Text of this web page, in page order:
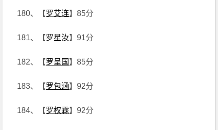
180、【罗艾连】85分
181、【罗星汝】91分
182、【罗呈国 】85分
183、【罗包涵】92分
184、【罗权霖】92分